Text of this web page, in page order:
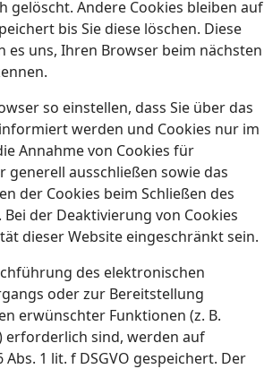
gelöscht. Andere Cookies bleiben auf
bis Sie diese löschen. Diese
es uns, Ihren Browser beim nächsten
so einstellen, dass Sie über das
werden und Cookies nur im
Annahme von Cookies für
generell ausschließen sowie das
der Cookies beim Schließen des
der Deaktivierung von Cookies
dieser Website eingeschränkt sein.
des elektronischen
oder zur Bereitstellung
erwünschter Funktionen (z. B.
sind, werden auf
1 lit. f DSGVO gespeichert. Der